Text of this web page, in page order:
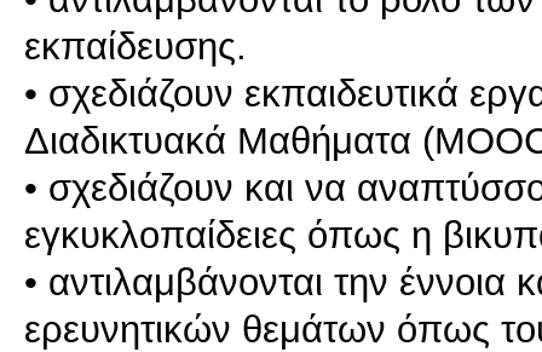
εκπαίδευσης.
• σχεδιάζουν εκπαιδευτικά
Διαδικτυακά Μαθήματα
• σχεδιάζουν και να
εγκυκλοπαίδειες όπως η
• αντιλαμβάνονται την έννοια
ερευνητικών θεμάτων όπως